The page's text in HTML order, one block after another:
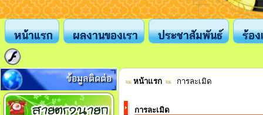
หน้าแรก ผลงานของเรา ประชาสัมพันธ์ ร้อ
ข้อมูลติดต่อ หน้าแรก การละเมิด
การละเมิด